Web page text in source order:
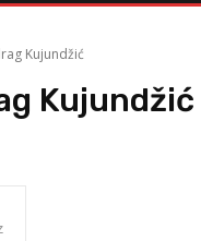
Kujundžić
Kujundžić